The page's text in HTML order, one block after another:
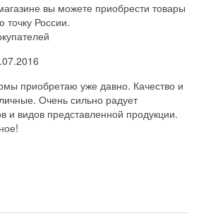
вы можете приобрести товары
точку России.
приобретаю уже давно. Качество и
Очень сильно радует
и видов представленной продукции.